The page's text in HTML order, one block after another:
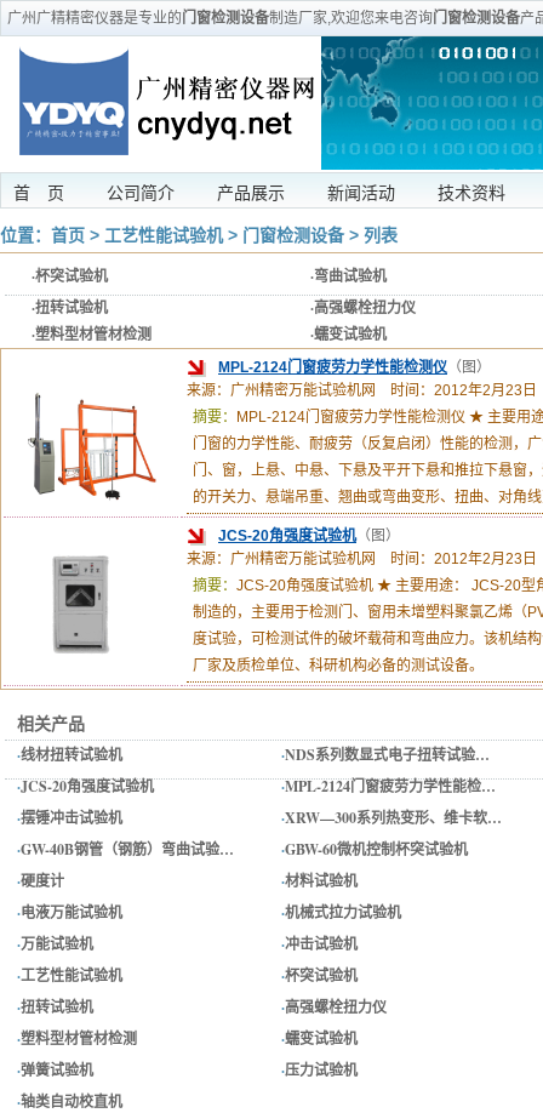
广州广精精密仪器是专业的 门窗检测设备制造厂家,欢迎您来电咨询 门窗检测设备产
首 页 公司简介 产品展示 新闻活动 技术资料
位置： 首页 > 工艺性能试验机> 门窗检测设备> 列表
·杯突试验机 ·弯曲试验机
·扭转试验机 ·高强螺栓扭力仪
·塑料型材管材检测 ·蠕变试验机
MPL-2124门窗疲劳力学性能检测仪 （图）
来源：广州精密万能试验机网 时间：2012年2月23日
摘要：
MPL-2124门窗疲劳力学性能检测仪 ★ 主要用
门窗的力学性能、耐疲劳（反复启闭）性能的检测，
门、窗，上悬、中悬、下悬及平开下悬和推拉下悬窗
的开关力、悬端吊重、翘曲或弯曲变形、扭曲、对角
JCS-20角强度试验机（图）
来源：广州精密万能试验机网 时间：2012年2月23日
摘要： JCS-20角强度试验机 ★ 主要用途： JCS-20型
制造的，主要用于检测门、窗用未增塑料聚氯乙烯（
度试验，可检测试件的破坏载荷和弯曲应力。该机结
厂家及质检单位、科研机构必备的测试设备。
相关产品
·线材扭转试验机 ·NDS系列数显式电子扭转试验…
·JCS-20角强度试验机 ·MPL-2124门窗疲劳力学性能检…
·摆锤冲击试验机 ·XRW—300系列热变形、维卡软…
·GW-40B钢管（钢筋）弯曲试验… ·GBW-60微机控制杯突试验机
·硬度计 ·材料试验机
·电液万能试验机 ·机械式拉力试验机
·万能试验机 ·冲击试验机
·工艺性能试验机 ·杯突试验机
·扭转试验机 ·高强螺栓扭力仪
·塑料型材管材检测 ·蠕变试验机
·弹簧试验机 ·压力试验机
·轴类自动校直机